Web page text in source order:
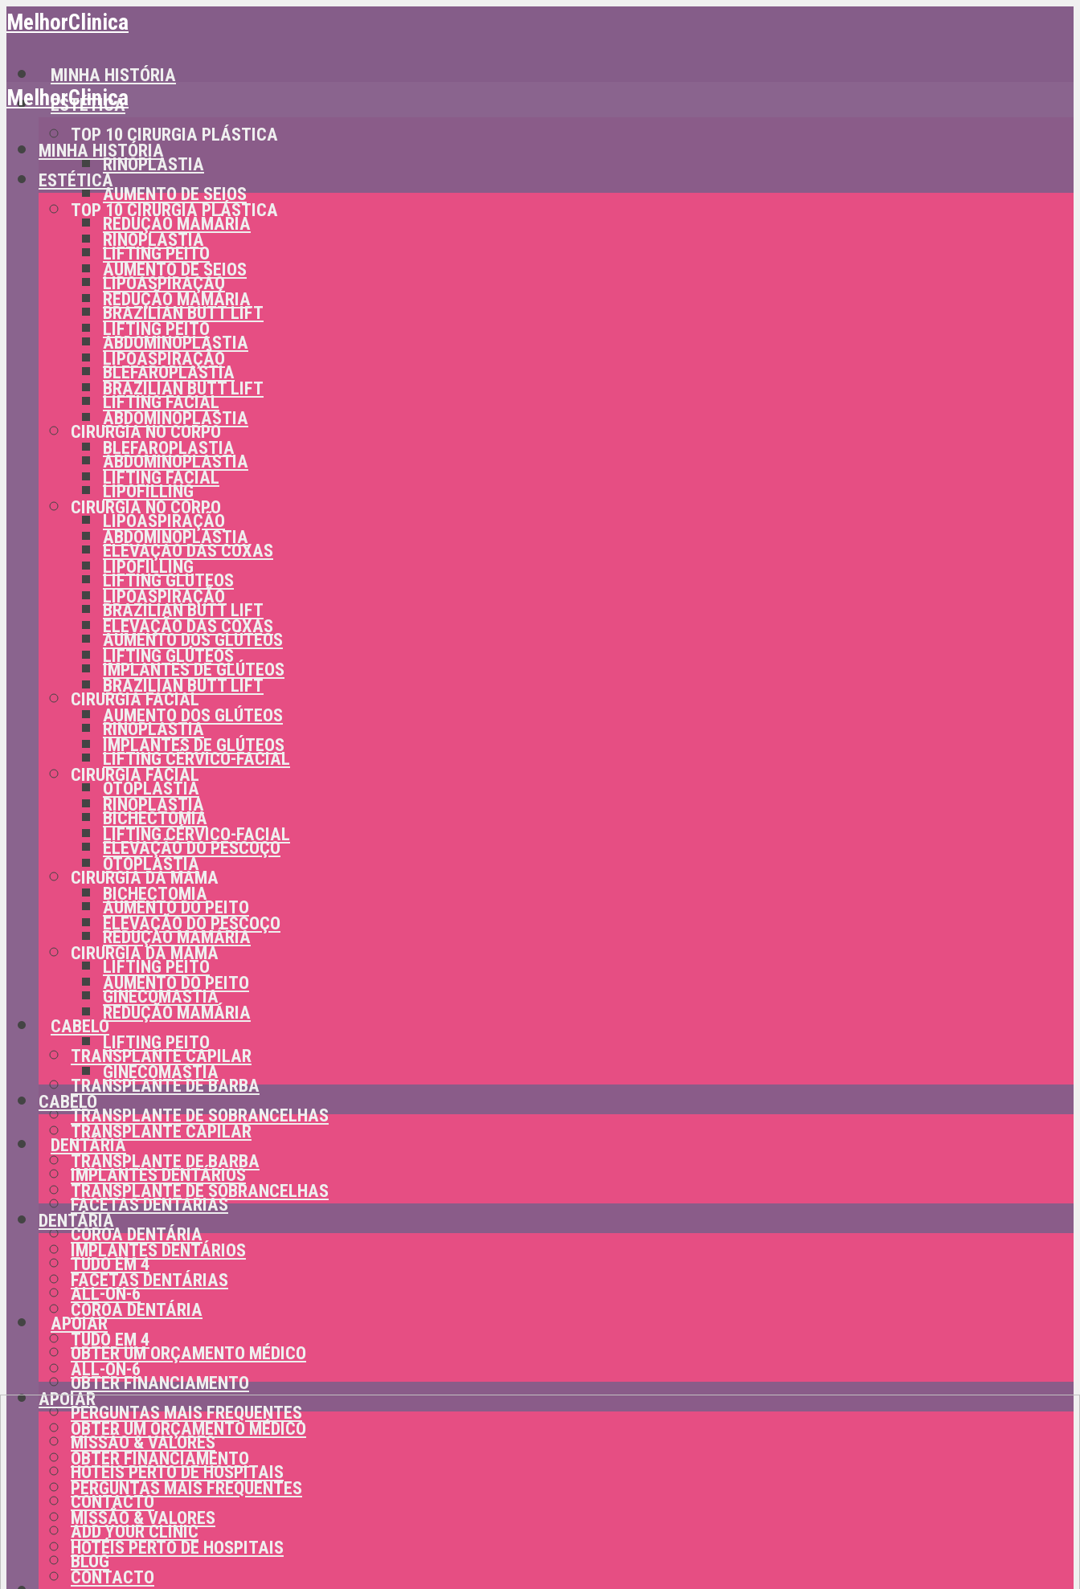
MelhorClinica
MINHA HISTÓRIA
ESTÉTICA
TOP 10 CIRURGIA PLÁSTICA
RINOPLASTIA
AUMENTO DE SEIOS
REDUÇÃO MAMÁRIA
LIFTING PEITO
LIPOASPIRAÇÃO
BRAZILIAN BUTT LIFT
ABDOMINOPLASTIA
BLEFAROPLASTIA
LIFTING FACIAL
CIRURGIA NO CORPO
ABDOMINOPLASTIA
LIPOFILLING
LIPOASPIRAÇÃO
ELEVAÇÃO DAS COXAS
LIFTING GLÚTEOS
BRAZILIAN BUTT LIFT
AUMENTO DOS GLÚTEOS
IMPLANTES DE GLÚTEOS
CIRURGIA FACIAL
RINOPLASTIA
LIFTING CÉRVICO-FACIAL
OTOPLASTIA
BICHECTOMIA
ELEVAÇÃO DO PESCOÇO
CIRURGIA DA MAMA
AUMENTO DO PEITO
REDUÇÃO MAMÁRIA
LIFTING PEITO
GINECOMASTIA
CABELO
TRANSPLANTE CAPILAR
TRANSPLANTE DE BARBA
TRANSPLANTE DE SOBRANCELHAS
DENTÁRIA
IMPLANTES DENTÁRIOS
FACETAS DENTÁRIAS
COROA DENTÁRIA
TUDO EM 4
ALL-ON-6
APOIAR
OBTER UM ORÇAMENTO MÉDICO
OBTER FINANCIAMENTO
PERGUNTAS MAIS FREQUENTES
MISSÃO & VALORES
HOTÉIS PERTO DE HOSPITAIS
CONTACTO
ADD YOUR CLINIC
BLOG
MelhorClinica
MINHA HISTÓRIA
ESTÉTICA
TOP 10 CIRURGIA PLÁSTICA
RINOPLASTIA
AUMENTO DE SEIOS
REDUÇÃO MAMÁRIA
LIFTING PEITO
LIPOASPIRAÇÃO
BRAZILIAN BUTT LIFT
ABDOMINOPLASTIA
BLEFAROPLASTIA
LIFTING FACIAL
CIRURGIA NO CORPO
ABDOMINOPLASTIA
LIPOFILLING
LIPOASPIRAÇÃO
ELEVAÇÃO DAS COXAS
LIFTING GLÚTEOS
BRAZILIAN BUTT LIFT
AUMENTO DOS GLÚTEOS
IMPLANTES DE GLÚTEOS
CIRURGIA FACIAL
RINOPLASTIA
LIFTING CÉRVICO-FACIAL
OTOPLASTIA
BICHECTOMIA
ELEVAÇÃO DO PESCOÇO
CIRURGIA DA MAMA
AUMENTO DO PEITO
REDUÇÃO MAMÁRIA
LIFTING PEITO
GINECOMASTIA
CABELO
TRANSPLANTE CAPILAR
TRANSPLANTE DE BARBA
TRANSPLANTE DE SOBRANCELHAS
DENTÁRIA
IMPLANTES DENTÁRIOS
FACETAS DENTÁRIAS
COROA DENTÁRIA
TUDO EM 4
ALL-ON-6
APOIAR
OBTER UM ORÇAMENTO MÉDICO
OBTER FINANCIAMENTO
PERGUNTAS MAIS FREQUENTES
MISSÃO & VALORES
HOTÉIS PERTO DE HOSPITAIS
CONTACTO